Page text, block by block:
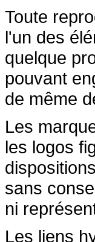
Toute
l'un des
quelque
pouvant
de même
Les
les logos
sans
ni
Les liens